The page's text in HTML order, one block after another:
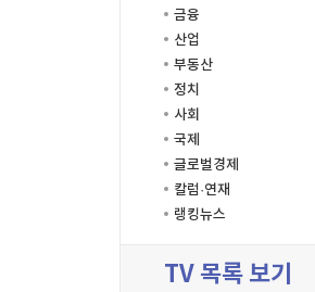
금융
산업
부동산
정치
사회
국제
글로벌경제
칼럼·연재
랭킹뉴스
TV 목록 보기